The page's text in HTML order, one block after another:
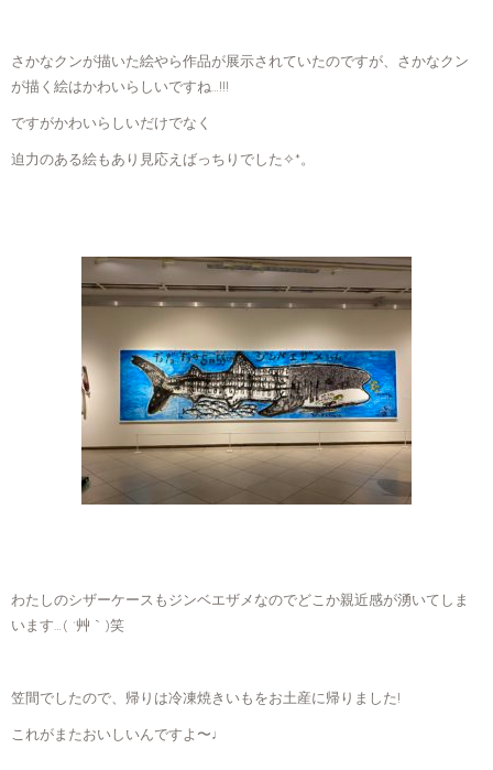
さかなクンが描いた絵やら作品が展示されていたのですが、さかなクン
が描く絵はかわいらしいですね…!!!
ですがかわいらしいだけでなく
迫力のある絵もあり見応えばっちりでした✧*。
わたしのシザーケースもジンベエザメなのでどこか親近感が湧いてしま
います…( ´艸｀)笑
笠間でしたので、帰りは冷凍焼きいもをお土産に帰りました!
これがまたおいしいんですよ〜♩